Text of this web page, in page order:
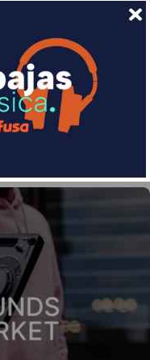
18 meses por una
Sequra